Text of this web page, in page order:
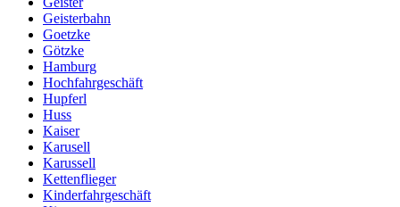
Geisterbahn
Goetzke
Götzke
Hamburg
Hochfahrgeschäft
Hupferl
Huss
Kaiser
Karusell
Karussell
Kettenflieger
Kinderfahrgeschäft